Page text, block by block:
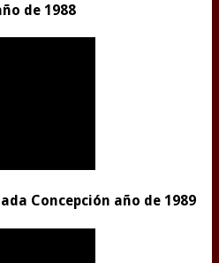
de 1988
Concepción año de 1989